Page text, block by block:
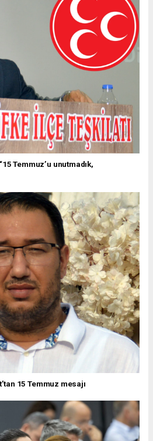
Temmuz’u unutmadık,
15 Temmuz mesajı